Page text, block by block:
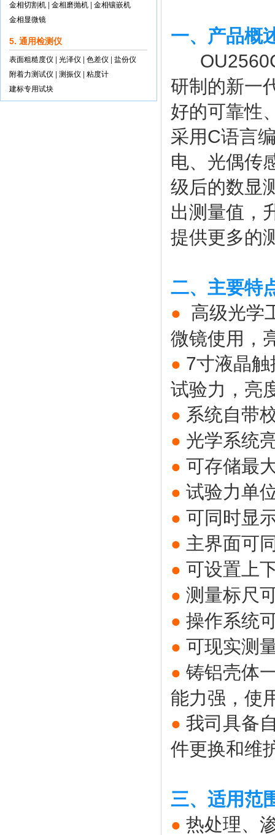
金相切割机 金相磨抛机
金相镶嵌机
金相显微镜
5. 通用检测仪
表面粗糙度仪 光泽仪 色差仪
盐份仪
附着力测试仪
测振仪
粘度计
建标专用试块
一、产品概
研制的新一
好的可靠性
采用C语言
电、光偶传
级后的数显
出测量值，
提供更多的
二、主要特
●
高级光学
微镜使用，
● 7寸液晶
试验力，亮
● 系统自带
● 光学系统
● 可存储最
● 试验力单
● 可同时显
● 主界面可
● 可设置上
● 测量标尺
● 操作系统
● 可现实测
● 铸铝壳体
能力强，使
● 我司具备
件更换和维
三、适用范
● 热处理、